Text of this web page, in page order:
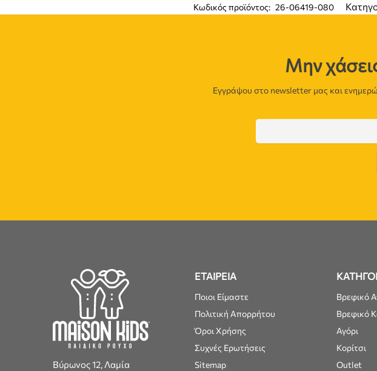
Κωδικός προϊόντος: 26-06419-080
Μην
Εγγράψου στο newsletter μας και
Βύρωνος 12, Λαμία
ΕΤΑΙΡΕΙΑ
Ποιοι Είμαστε
Πολιτική Απορρήτου
Όροι Χρήσης
Συχνές Ερωτήσεις
Sitemap
Βρεφικό
Βρεφικό
Αγόρι
Κορίτσι
Outlet